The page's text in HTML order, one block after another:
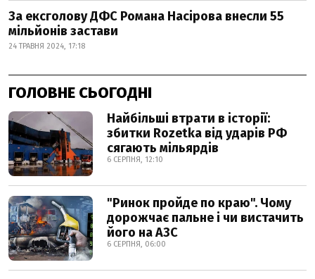
За ексголову ДФС Романа Насірова внесли 55
мільйонів застави
24 ТРАВНЯ 2024, 17:18
ГОЛОВНЕ СЬОГОДНІ
Найбільші втрати в історії:
збитки Rozetka від ударів РФ
сягають мільярдів
6 СЕРПНЯ, 12:10
"Ринок пройде по краю". Чому
дорожчає пальне і чи вистачить
його на АЗС
6 СЕРПНЯ, 06:00